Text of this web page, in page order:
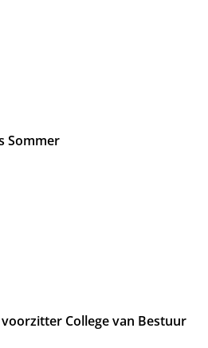
Sommer
College van Bestuur